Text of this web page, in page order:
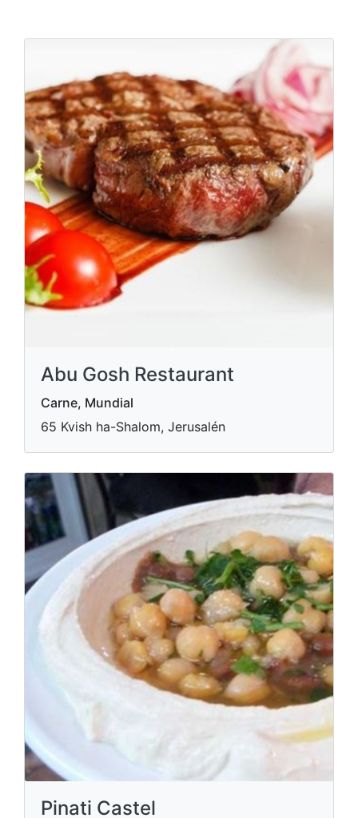
Abu Gosh Restaurant
Carne, Mundial
65 Kvish ha-Shalom, Jerusalén
Pinati Castel